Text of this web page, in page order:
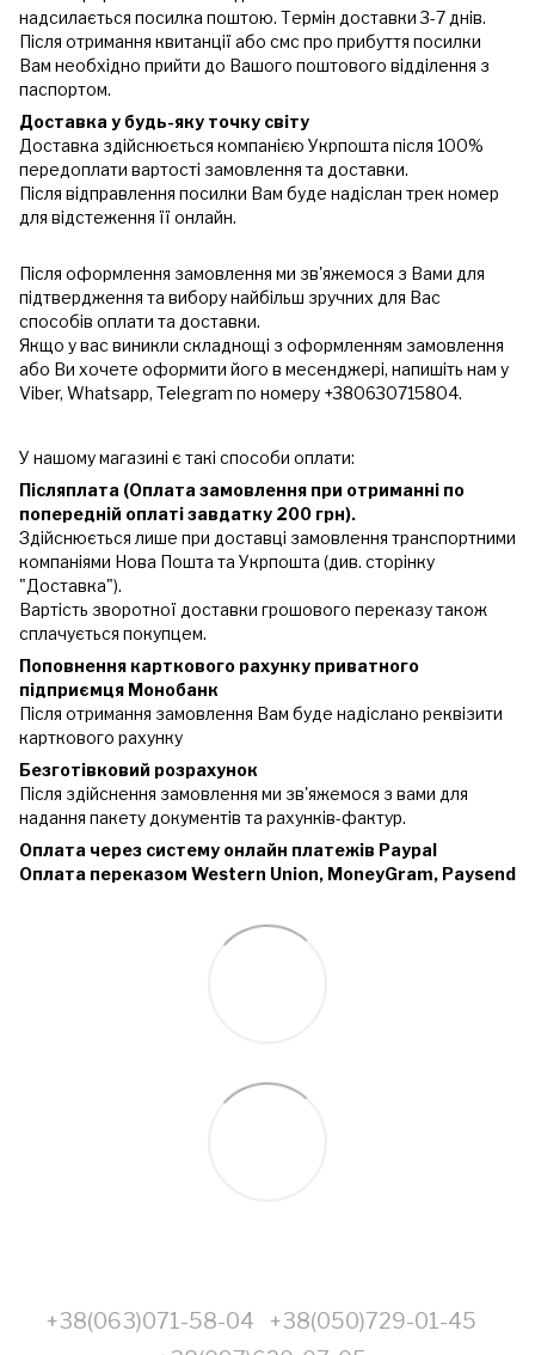
надсилається посилка поштою. Термін доставки 3-7 днів.
Після отримання квитанції або смс про прибуття посилки
Вам необхідно прийти до Вашого поштового відділення з
паспортом.
Доставка у будь-яку точку світу
Доставка здійснюється компанією Укрпошта після 100%
передоплати вартості замовлення та доставки.
Після відправлення посилки Вам буде надіслан трек номер
для відстеження її онлайн.
Після оформлення замовлення ми зв'яжемося з Вами для
підтвердження та вибору найбільш зручних для Вас
способів оплати та доставки.
Якщо у вас виникли складнощі з оформленням замовлення
або Ви хочете оформити його в месенджері, напишіть нам у
Viber, Whatsapp, Telegram по номеру +380630715804.
У нашому магазині є такі способи оплати:
Післяплата (Оплата замовлення при отриманні по
попередній оплаті завдатку 200 грн).
Здійснюється лише при доставці замовлення транспортними
компаніями Нова Пошта та Укрпошта (див. сторінку
"Доставка").
Вартість зворотної доставки грошового переказу також
сплачується покупцем.
Поповнення карткового рахунку приватного
підприємця Монобанк
Після отримання замовлення Вам буде надіслано реквізити
карткового рахунку
Безготівковий розрахунок
Після здійснення замовлення ми зв'яжемося з вами для
надання пакету документів та рахунків-фактур.
Оплата через систему онлайн платежів Paypal
Оплата переказом Western Union, MoneyGram, Paysend
+38(063)071-58-04
+38(050)729-01-45